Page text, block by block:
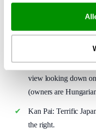
Moo’s Bar & Grill:
Hotel on the harbour
the airport. Getting
adjacent is Rumours
Le Rendezous:
view looking down
(owners are
Kan Pai: Terrific
the right.